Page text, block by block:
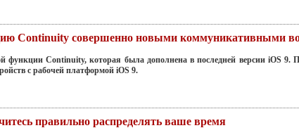
Continuity совершенно новыми коммуникативными
функции Continuity, которая была дополнена в последней версии iOS
с рабочей платформой iOS 9.
правильно распределять ваше время